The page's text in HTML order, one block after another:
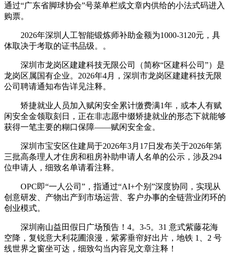
通过“广东省脚球协会”号菜单栏或文章内供给的小法式码进入
购票。
2026年深圳人工智能锻炼师补助金额为‌1000-3120元‌，具
体取决于考取的证书品级。‌。
深圳市龙岗区建建科技无限公司（简称“区建科公司”）是
龙岗区属国有企业。2026年4月，深圳市龙岗区建建科技无限
公司聘请通知布告详见注释。
矫捷就业人员加入赋闲安全累计缴费满1年，或本人有赋
闲安全金领取刻日，正在非志愿中缀矫捷就业的形态下就能够
获得一笔主要的糊口保障——赋闲安全金。
深圳市宝安区住建局于2026年3月17日发布关于2026年第
三批高条理人才住房和租房补助申请人名单的公示，涉及294
位申请人，细致名单请看注释。
OPC即“一人公司”，指通过“AI+个别”深度协同，实现从
创意研发、产物出产到市场运营、客户办事的全链营业闭环的
创业模式。
深圳南山益田假日广场预告！4。3-5。31 意式紫藤花海
空降，复锐意大利花圃浪漫，紫雾垂帘好出片，地铁 1、2 号
线世界之窗坐可达，细致勾当内容见文章注释！